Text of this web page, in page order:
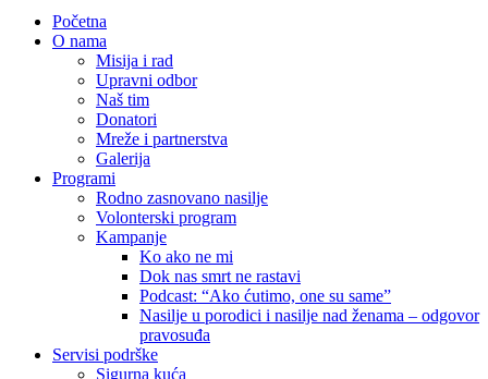
Početna
O nama
Misija i rad
Upravni odbor
Naš tim
Donatori
Mreže i partnerstva
Galerija
Programi
Rodno zasnovano nasilje
Volonterski program
Kampanje
Ko ako ne mi
Dok nas smrt ne rastavi
Podcast: “Ako ćutimo, one su same”
Nasilje u porodici i nasilje nad ženama – odgovor
pravosuđa
Servisi podrške
Sigurna kuća